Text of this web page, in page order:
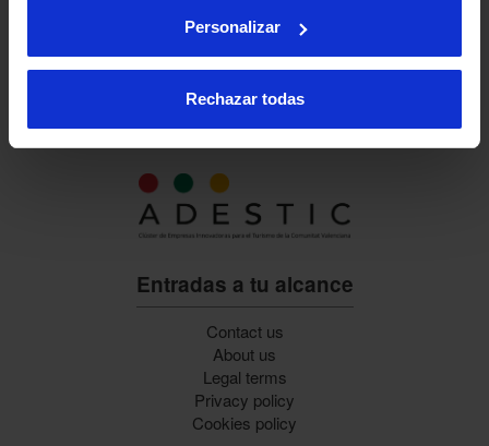
Personalizar
Rechazar todas
Entradas a tu alcance
Contact us
About us
Legal terms
Privacy policy
Cookies policy